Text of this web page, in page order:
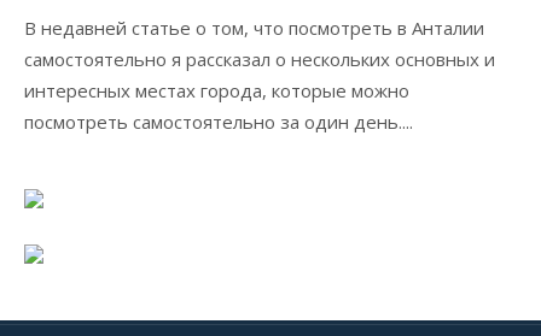
В недавней статье о том, что посмотреть в Анталии
самостоятельно я рассказал о нескольких основных и
интересных местах города, которые можно
посмотреть самостоятельно за один день....